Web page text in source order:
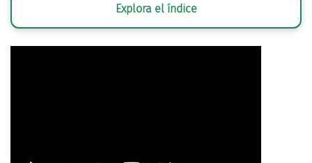
Explora el índice